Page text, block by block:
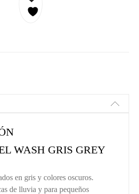
WASH GRIS GREY
en gris y colores oscuros.
de lluvia y para pequeños